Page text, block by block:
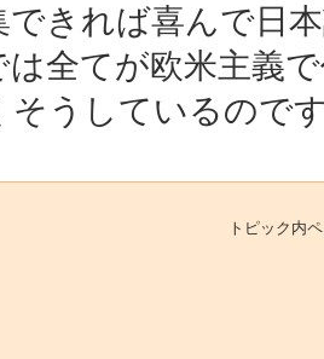
できれば喜んで日
は全てが欧米主義
そうしているので
トピック